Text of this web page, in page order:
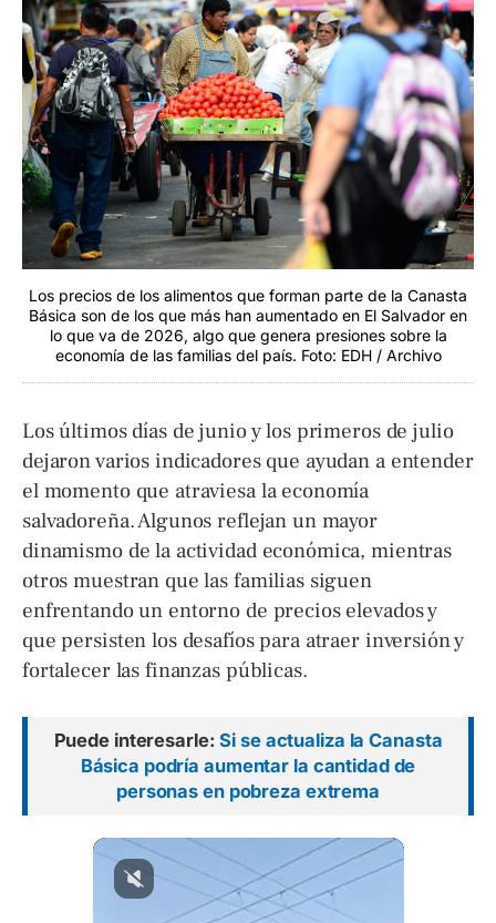
Los precios de los alimentos que forman parte de la Canasta
Básica son de los que más han aumentado en El Salvador en
lo que va de 2026, algo que genera presiones sobre la
economía de las familias del país. Foto: EDH / Archivo
Los últimos días de junio y los primeros de julio
dejaron varios indicadores que ayudan a entender
el momento que atraviesa la economía
salvadoreña. Algunos reflejan un mayor
dinamismo de la actividad económica, mientras
otros muestran que las familias siguen
enfrentando un entorno de precios elevados y
que persisten los desafíos para atraer inversión y
fortalecer las finanzas públicas.
Puede interesarle:Si se actualiza la Canasta
Básica podría aumentar la cantidad de
personas en pobreza extrema